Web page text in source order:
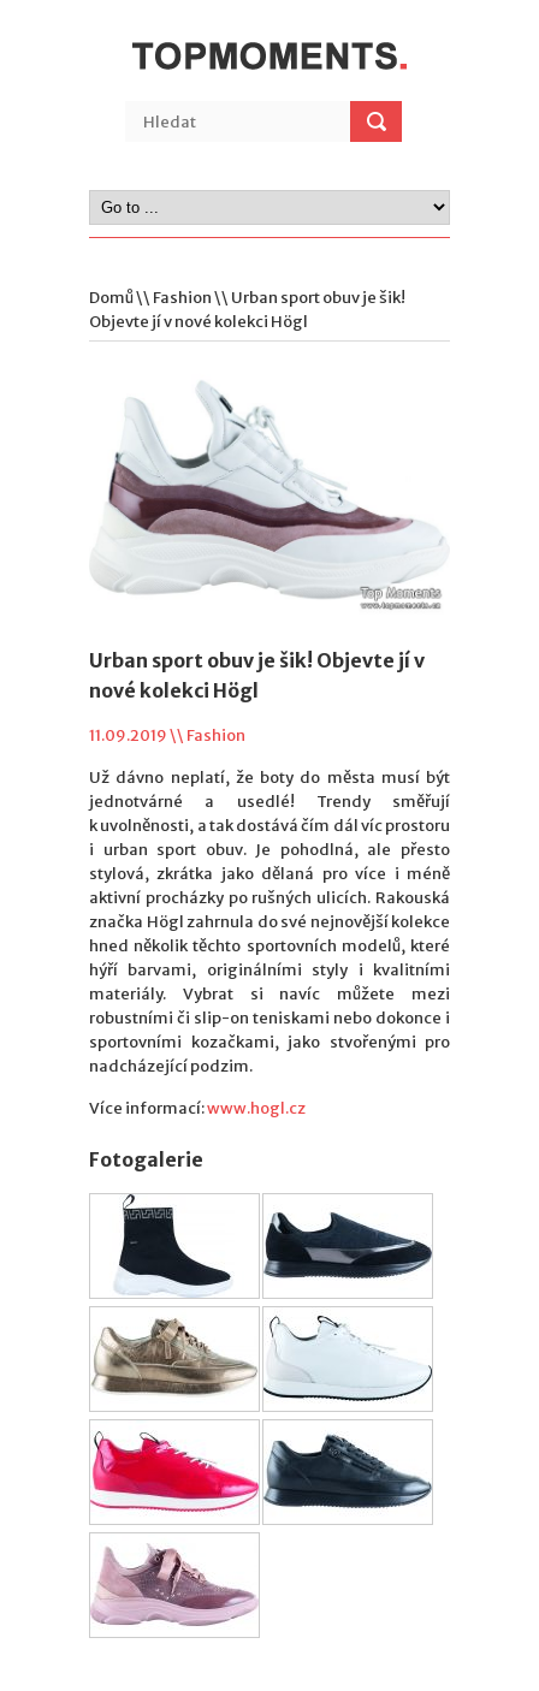
Domů\\ Fashion\\ Urban sport obuv je šik!
Objevte jí v nové kolekci Högl
Urban sport obuv je šik! Objevte jí v
nové kolekci Högl
11.09.2019 \\ Fashion
Už dávno neplatí, že boty do města musí být
jednotvárné a usedlé! Trendy směřují
k uvolněnosti, a tak dostává čím dál víc prostoru
i urban sport obuv. Je pohodlná, ale přesto
stylová, zkrátka jako dělaná pro více i méně
aktivní procházky po rušných ulicích. Rakouská
značka Högl zahrnula do své nejnovější kolekce
hned několik těchto sportovních modelů, které
hýří barvami, originálními styly i kvalitními
materiály. Vybrat si navíc můžete mezi
robustními či slip-on teniskami nebo dokonce i
sportovními kozačkami, jako stvořenými pro
nadcházející podzim.
Více informací:www.hogl.cz
Fotogalerie